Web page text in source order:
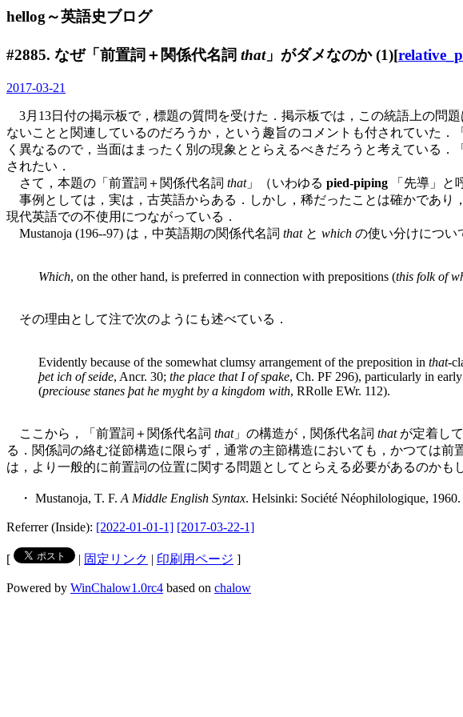
hellog～英語史ブログ
#2885. なぜ「前置詞＋関係代名詞 that」がダメなのか (1)[
2017-03-21
3月13日付の掲示板で，標題の質問を受けた．掲示板では，この統語上の問
ないことと関連しているのだろうか，という趣旨のコメントも付されていた．
く異なるので，当面はまったく別の現象ととらえるべきだろうと考えている．
されたい．
さて，本題の「前置詞＋関係代名詞 that」（いわゆる pied-piping 「先導」と
事例としては，実は，古英語からある．しかし，稀だったことは確かであり
現代英語での不使用につながっている．
Mustanoja (196--97) は，中英語期の関係代名詞 thatと which の使い分けについ
Which, on the otherhand, is preferred in connection with prepositions (this folk of
その理由として注で次のようにも述べている．
Evidently because of the somewhat clumsy arrangement of the preposition in that-
þet ich of seide, Ancr. 30; the place that I of spake, Ch. PF 296), particularly in
(preciouse stanes þat he myght by a kingdom with, RRolle EWr. 112).
ここから，「前置詞＋関係代名詞 that」の構造が，関係代名詞 thatが定着し
る．関係詞の絡む従節構造に限らず，通常の主節構造においても，かつては
は，より一般的に前置詞の位置に関する問題としてとらえる必要があるのかも
・ Mustanoja, T. F. A Middle English Syntax. Helsinki: Société Néophilologique, 1960.
Referrer (Inside): [2022-01-01-1] [2017-03-22-1]
[ | 固定リンク | 印刷用ページ ]
Powered by WinChalow1.0rc4 based on chalow